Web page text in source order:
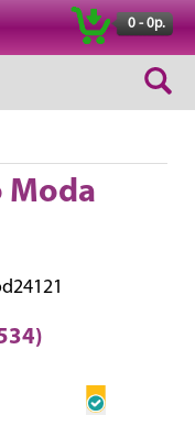
0 - 0р.
Moda